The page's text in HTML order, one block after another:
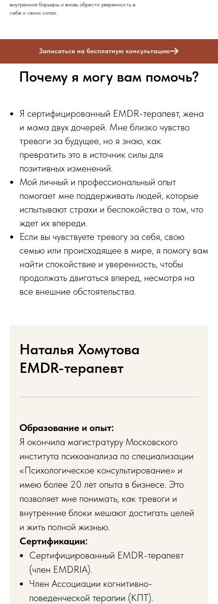
внутренние барьеры и вновь обрести уверенность в
себе и своих силах.
Записаться на бесплатную консультацию
Почему я могу вам помочь?
Я сертифицированный EMDR-терапевт, жена
и мама двух дочерей. Мне близко чувство
тревоги за будущее, но я знаю, как
превратить это в источник силы для
позитивных изменений.
Мой личный и профессиональный опыт
помогает мне поддерживать людей, которые
испытывают страхи и беспокойства о том, что
ждет их впереди.
Если вы чувствуете тревогу за себя, свою
семью или происходящее в мире, я помогу вам
найти спокойствие и уверенность, чтобы
продолжать двигаться вперед, несмотря на
все внешние обстоятельства.
Наталья Хомутова
EMDR-терапевт
Образование и опыт:
Я окончила магистратуру Московского
института психоанализа по специализации
«Психологическое консультирование» и
имею более 20 лет опыта в бизнесе. Это
позволяет мне понимать, как тревоги и
внутренние блоки мешают достигать целей
и жить полной жизнью.
Сертификации:
Сертифицированный EMDR-терапевт
(член EMDRIA).
Член Ассоциации когнитивно-
поведенческой терапии (КПТ).